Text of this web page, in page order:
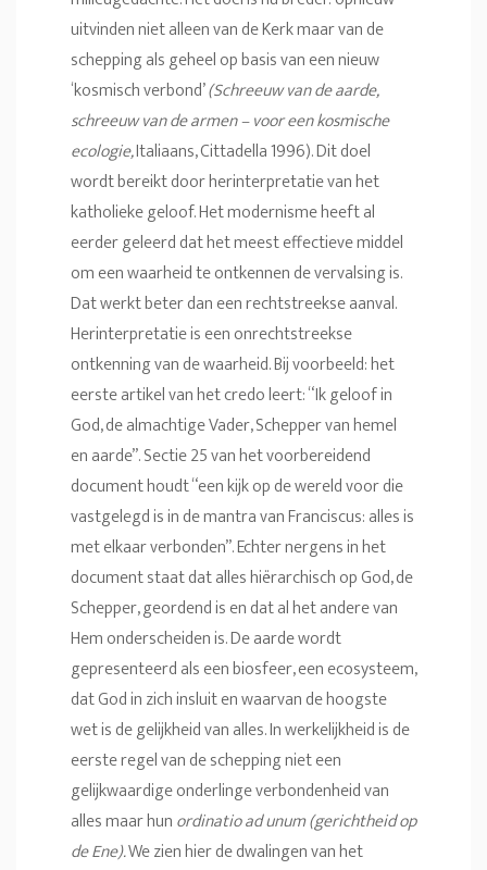
uitvinden niet alleen van de Kerk maar van de
schepping als geheel op basis van een nieuw
‘kosmisch verbond’(Schreeuw van de aarde,
schreeuw van de armen – voor een kosmische
ecologie,Italiaans, Cittadella 1996). Dit doel
wordt bereikt door herinterpretatie van het
katholieke geloof. Het modernisme heeft al
eerder geleerd dat het meest effectieve middel
om een waarheid te ontkennen de vervalsing is.
Dat werkt beter dan een rechtstreekse aanval.
Herinterpretatie is een onrechtstreekse
ontkenning van de waarheid. Bij voorbeeld: het
eerste artikel van het credo leert: “Ik geloof in
God, de almachtige Vader, Schepper van hemel
en aarde”. Sectie 25 van het voorbereidend
document houdt “een kijk op de wereld voor die
vastgelegd is in de mantra van Franciscus: alles is
met elkaar verbonden”. Echter nergens in het
document staat dat alles hiërarchisch op God, de
Schepper, geordend is en dat al het andere van
Hem onderscheiden is. De aarde wordt
gepresenteerd als een biosfeer, een ecosysteem,
dat God in zich insluit en waarvan de hoogste
wet is de gelijkheid van alles. In werkelijkheid is de
eerste regel van de schepping niet een
gelijkwaardige onderlinge verbondenheid van
alles maar hunordinatio ad unum (gerichtheid op
de Ene).We zien hier de dwalingen van het